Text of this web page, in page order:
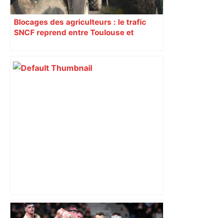
Blocages des agriculteurs : le trafic
SNCF reprend entre Toulouse et
Top 14: comment Perpignan a une